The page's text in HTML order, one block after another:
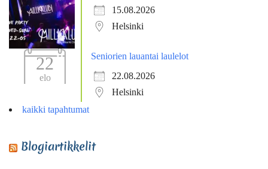
15.08.2026
Helsinki
22
elo
Seniorien lauantai laulelot
22.08.2026
Helsinki
kaikki tapahtumat
Blogiartikkelit